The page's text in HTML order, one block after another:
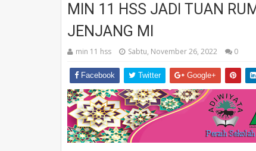
MIN 11 HSS JADI TUAN
JENJANG MI
min 11 hss Sabtu, November 26, 2022 0
Facebook Twitter Google+